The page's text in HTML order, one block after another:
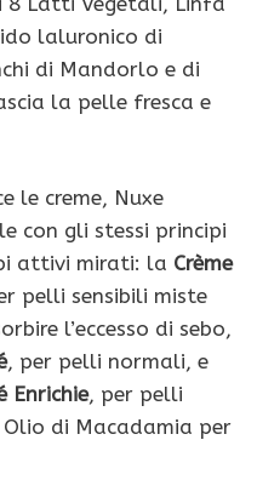
laluronico di
di Mandorlo e di
la pelle fresca e
le creme, Nuxe
con gli stessi principi
attivi mirati: la Crème
pelli sensibili miste
l’eccesso di sebo,
, per pelli normali, e
Enrichie, per pelli
Olio di Macadamia per